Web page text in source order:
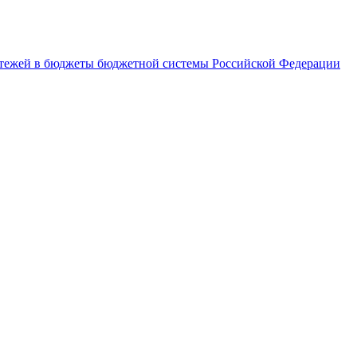
в бюджеты бюджетной системы Российской Федерации